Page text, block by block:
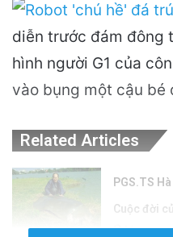
diễn trước đám đông
hình người G1 của
vào bụng một cậu bé
Related Articles
PGS.TS
Cuộc đời
1 hour ago